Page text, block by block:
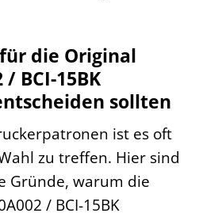
die Original
/ BCI-15BK
sollten
ist es oft
zu treffen. Hier sind
Gründe, warum die
/ BCI-15BK